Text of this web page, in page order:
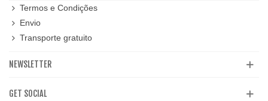
Termos e Condições
Envio
Transporte gratuito
NEWSLETTER
GET SOCIAL